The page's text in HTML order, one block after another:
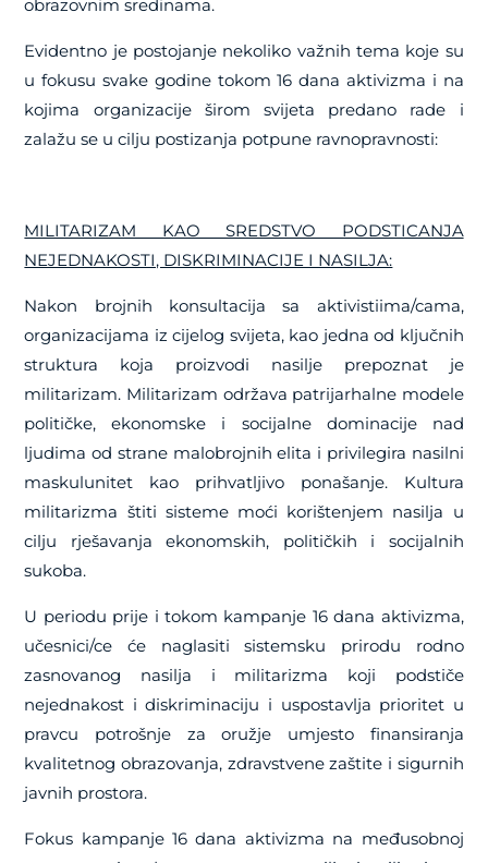
obrazovnim sredinama.
Evidentno je postojanje nekoliko važnih tema koje su
u fokusu svake godine tokom 16 dana aktivizma i na
kojima organizacije širom svijeta predano rade i
zalažu se u cilju postizanja potpune ravnopravnosti:
MILITARIZAM KAO SREDSTVO PODSTICANJA
NEJEDNAKOSTI, DISKRIMINACIJE I NASILJA:
Nakon brojnih konsultacija sa aktivistiima/cama,
organizacijama iz cijelog svijeta, kao jedna od ključnih
struktura koja proizvodi nasilje prepoznat je
militarizam. Militarizam održava patrijarhalne modele
političke, ekonomske i socijalne dominacije nad
ljudima od strane malobrojnih elita i privilegira nasilni
maskulunitet kao prihvatljivo ponašanje. Kultura
militarizma štiti sisteme moći korištenjem nasilja u
cilju rješavanja ekonomskih, političkih i socijalnih
sukoba.
U periodu prije i tokom kampanje 16 dana aktivizma,
učesnici/ce će naglasiti sistemsku prirodu rodno
zasnovanog nasilja i militarizma koji podstiče
nejednakost i diskriminaciju i uspostavlja prioritet u
pravcu potrošnje za oružje umjesto finansiranja
kvalitetnog obrazovanja, zdravstvene zaštite i sigurnih
javnih prostora.
Fokus kampanje 16 dana aktivizma na međusobnoj